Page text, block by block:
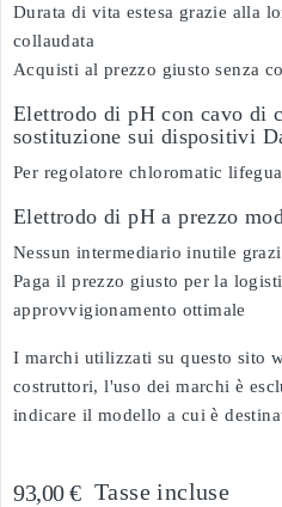
Durata di vita estesa grazie alla
collaudata
Acquisti al prezzo giusto senza
Elettrodo di pH con cavo di
sostituzione sui dispositivi
Per regolatore chloromatic
Elettrodo di pH a prezzo
Nessun intermediario inutile
Paga il prezzo giusto per la
approvvigionamento ottimale
I marchi utilizzati su questo sito
costruttori, l'uso dei marchi è
indicare il modello a cui è
93,00 € Tasse incluse